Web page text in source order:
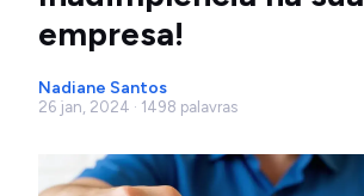
empresa!
Nadiane Santos
26 jan, 2024 · 1498 palavras